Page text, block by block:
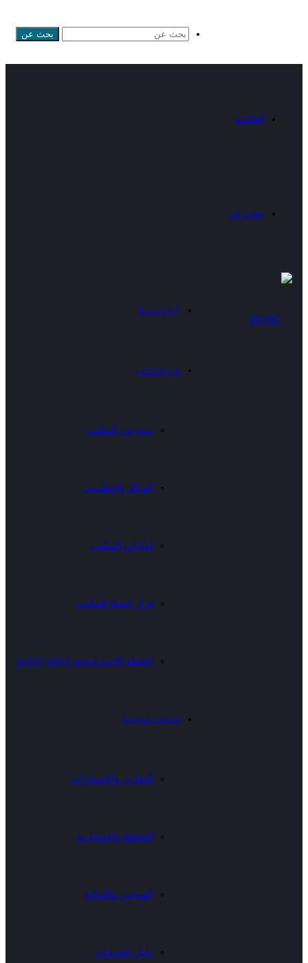
بحث عن
القائمة
بحث عن
الرئيسية
عن المكتب
نبذة عن المكتب
الهيكل التنظيمى
قيادات المكتب
قرار إنشاء المكتب
الخطة الاستراتيجية 2023-2027م
خدمات متنوعة
التقارير والإصدارات
الخطط والمشاريع
القوانين واللوائح
دليل الخدمات